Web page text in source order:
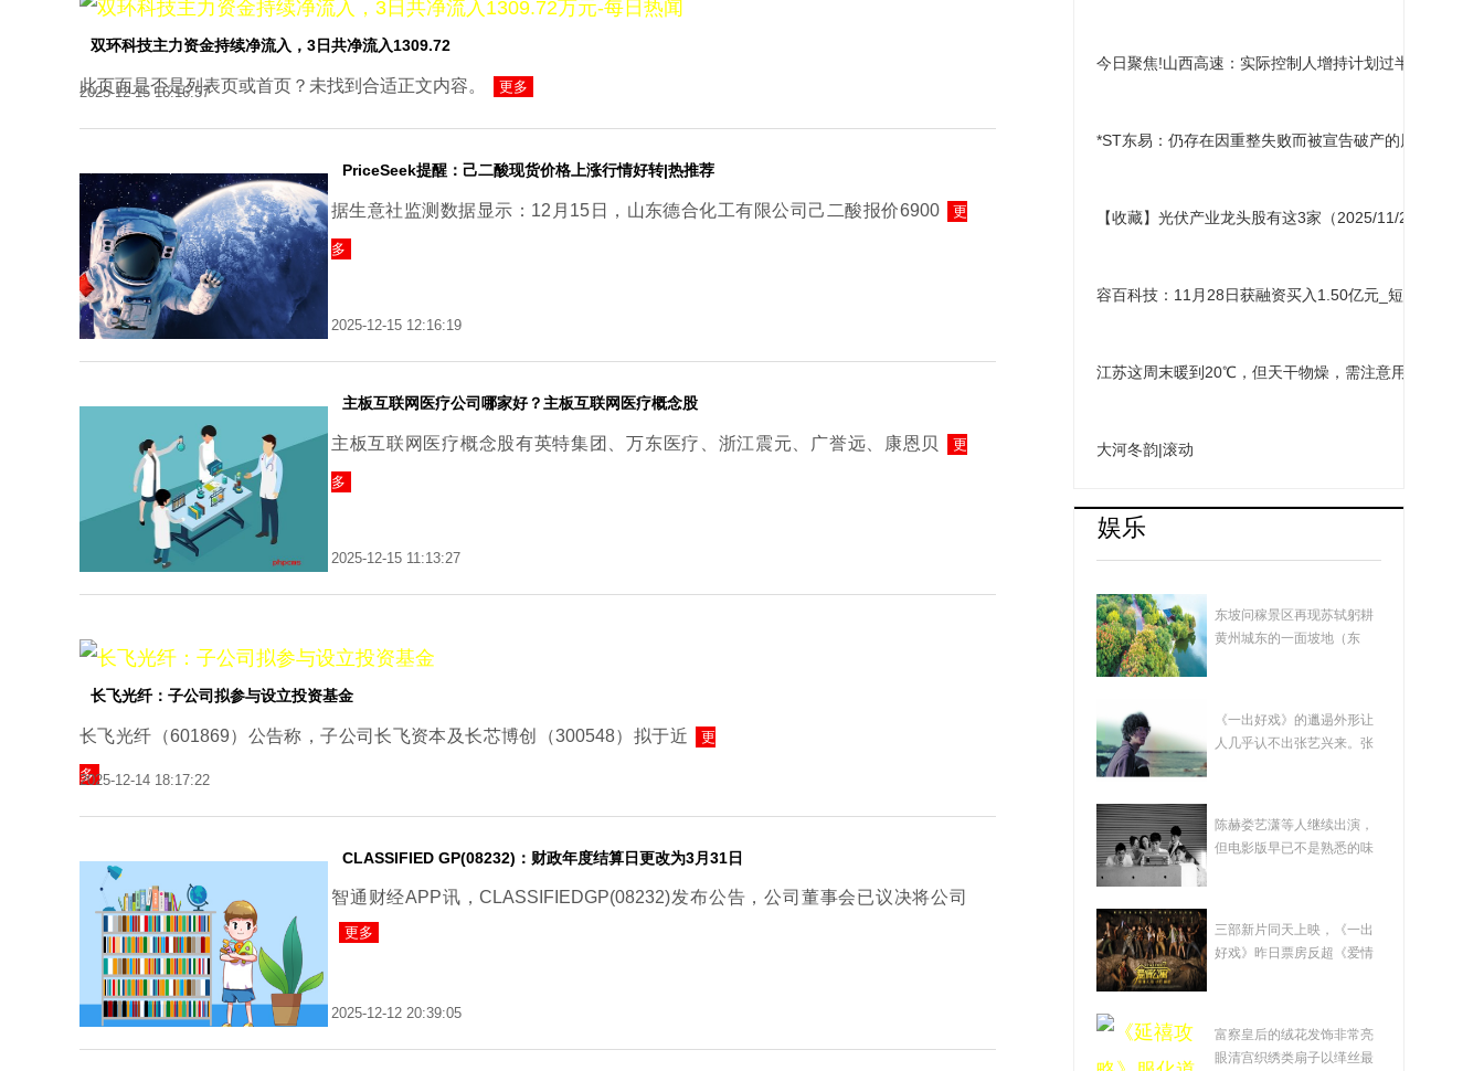
双环科技主力资金持续净流入，3日共净流入1309.72
此页面是否是列表页或首页？未找到合适正文内容。 更多
2025-12-15 16:16:57
PriceSeek提醒：己二酸现货价格上涨行情好转|热推荐
据生意社监测数据显示：12月15日，山东德合化工有限公司己二酸报价6900 更
多
2025-12-15 12:16:19
主板互联网医疗公司哪家好？主板互联网医疗概念股
主板互联网医疗概念股有英特集团、万东医疗、浙江震元、广誉远、康恩贝 更
多
2025-12-15 11:13:27
长飞光纤：子公司拟参与设立投资基金
长飞光纤（601869）公告称，子公司长飞资本及长芯博创（300548）拟于近 更
多
2025-12-14 18:17:22
CLASSIFIED GP(08232)：财政年度结算日更改为3月31日
智通财经APP讯，CLASSIFIEDGP(08232)发布公告，公司董事会已议决将公司
更多
2025-12-12 20:39:05
今日聚焦!山西高速：实际控制人增持计划过半 已增持
*ST东易：仍存在因重整失败而被宣告破产的风险_焦点
【收藏】光伏产业龙头股有这3家（2025/11/28） 视点
容百科技：11月28日获融资买入1.50亿元_短讯
江苏这周末暖到20℃，但天干物燥，需注意用火安全
大河冬韵|滚动
娱乐
想曲
东坡问稼景区再现苏轼躬耕
黄州城东的一面坡地（东
教下 张艺兴奉献了"一
《一出好戏》的邋遢外形让
人几乎认不出张艺兴来。张
成"欺诈片" 凭口碑赚钱
陈赫娄艺潇等人继续出演，
但电影版早已不是熟悉的味
公寓" 观众批"挂羊头卖
三部新片同天上映，《一出
好戏》昨日票房反超《爱情
的"秘密" 透过热播剧感
富察皇后的绒花发饰非常亮
眼清宫织绣类扇子以缂丝最